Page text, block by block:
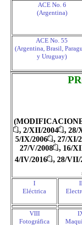
ACE No. 6
(Argentina)
ACE No. 55
(Argentina, Brasil,
y Uruguay)
(
, 2/XII/2004
, 28/
5/IX/2006
, 27/XI/
27/V/2008
, 16/
4/IV/2016
, 28/VII/
I
Eléctrica
VIII
Fotográfica